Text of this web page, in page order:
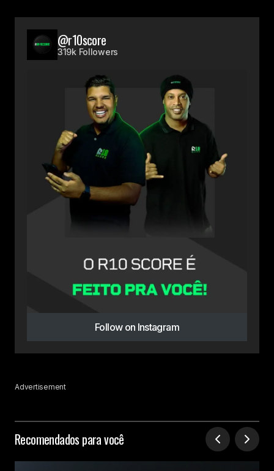
@r10score
319k Followers
Follow on Instagram
Advertisement
Recomendados para você